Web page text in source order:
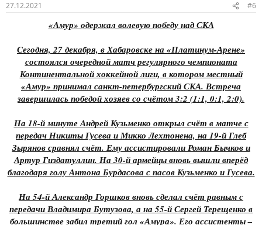
27.12.2021 #6
«Амур» одержал волевую победу над СКА
Сегодня, 27 декабря, в Хабаровске на «Платинум-Арене»
состоялся очередной матч регулярного чемпионата
Континентальной хоккейной лиги, в котором местный
«Амур» принимал санкт-петербургский СКА. Встреча
завершилась победой хозяев со счётом 3:2 (1:1, 0:1, 2:0).
На 18-й минуте Андрей Кузьменко открыл счёт в матче с
передач Никиты Гусева и Микко Лехтонена, на 19-й Глеб
Зырянов сравнял счёт. Ему ассистировали Роман Бычков и
Артур Гиздатуллин. На 30-й армейцы вновь вышли вперёд
благодаря голу Антона Бурдасова с пасов Кузьменко и Гусева.
На 54-й Александр Горшков вновь сделал счёт равным с
передачи Владимира Бутузова, а на 55-й Сергей Терещенко в
большинстве забил третий гол «Амура». Его ассистенты –